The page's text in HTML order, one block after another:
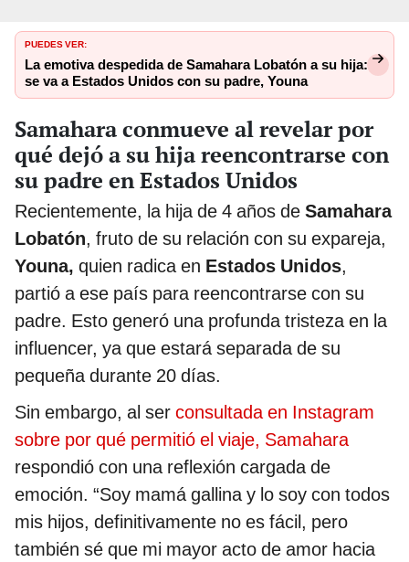
PUEDES VER:
La emotiva despedida de Samahara Lobatón a su hija:
se va a Estados Unidos con su padre, Youna
Samahara conmueve al revelar por
qué dejó a su hija reencontrarse con
su padre en Estados Unidos
Recientemente, la hija de 4 años de Samahara
Lobatón, fruto de su relación con su expareja,
Youna, quien radica en Estados Unidos,
partió a ese país para reencontrarse con su
padre. Esto generó una profunda tristeza en la
influencer, ya que estará separada de su
pequeña durante 20 días.
Sin embargo, al ser consultada en Instagram
sobre por qué permitió el viaje, Samahara
respondió con una reflexión cargada de
emoción. “Soy mamá gallina y lo soy con todos
mis hijos, definitivamente no es fácil, pero
también sé que mi mayor acto de amor hacia